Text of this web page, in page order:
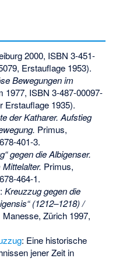
2000, ISBN 3-451-
Erstauflage 1953).
Bewegungen im
1977, ISBN 3-487-00097-
1935).
der Katharer. Aufstieg
Primus,
401-3.
gegen die Albigenser.
Primus,
464-1.
Kreuzzug gegen die
(1212–1218) /
Manesse, Zürich 1997,
: Eine historische
jener Zeit in